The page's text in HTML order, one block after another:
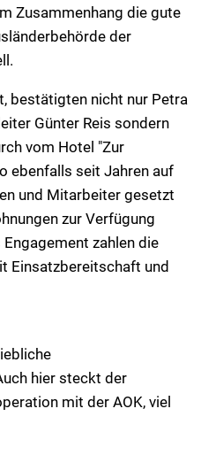
Zusammenhang die gute
der
bestätigten nicht nur Petra
Günter Reis sondern
vom Hotel "Zur
ebenfalls seit Jahren auf
und Mitarbeiter gesetzt
zur Verfügung
zahlen die
Einsatzbereitschaft und
hier steckt der
mit der AOK, viel